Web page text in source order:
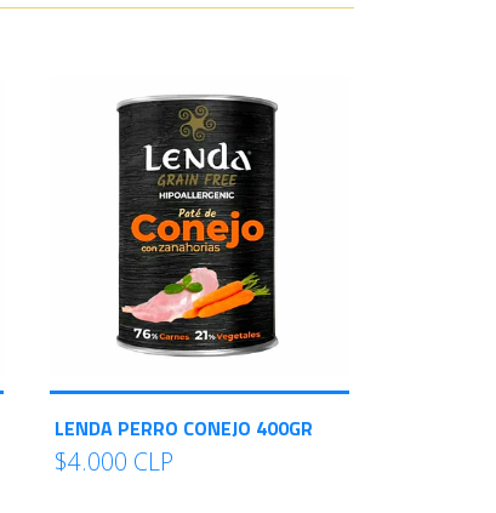
LENDA PERRO CONEJO 400GR
$4.000 CLP